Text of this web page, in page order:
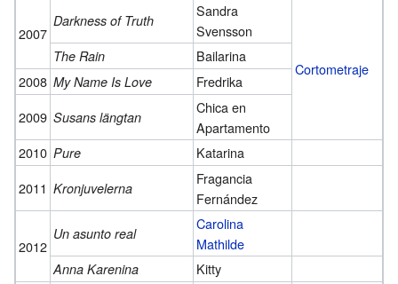
2007
Darkness of Truth
Sandra
Svensson
Cortometraje
The Rain
Bailarina
2008 My Name Is Love
Fredrika
2009 Susans längtan
Chica en
Apartamento
2010 Pure
Katarina
2011 Kronjuvelerna
Fragancia
Fernández
2012
Un asunto real
Carolina
Mathilde
Anna Karenina Kitty